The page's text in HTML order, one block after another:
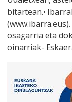
bitartean.•
osagarria eta
oinarriak-